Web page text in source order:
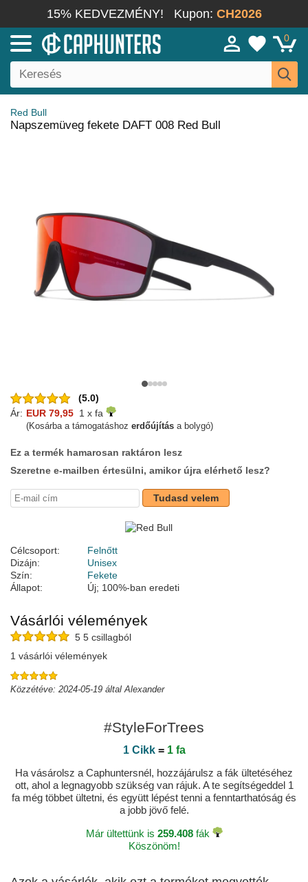
15% KEDVEZMÉNY! Kupon: CH2026
0
Red Bull
Napszemüveg fekete DAFT 008 Red Bull
(5.0)
Ár: EUR 79,95 1 x fa
(Kosárba a támogatáshoz erdőújítás a bolygó)
Ez a termék hamarosan raktáron lesz
Szeretne e-mailben értesülni, amikor újra elérhető lesz?
Tudasd velem
Célcsoport:
Felnőtt
Dizájn:
Unisex
Szín:
Fekete
Állapot:
Új; 100%-ban eredeti
Vásárlói vélemények
5 5 csillagból
1 vásárlói vélemények
Közzétéve: 2024-05-19 által Alexander
#StyleForTrees
1 Cikk= 1 fa
Ha vásárolsz a Caphuntersnél, hozzájárulsz a fák ültetéséhez
ott, ahol a legnagyobb szükség van rájuk. A te segítségeddel 1
fa még többet ültetni, és együtt lépést tenni a fenntarthatóság és
a jobb jövő felé.
Már ültettünk is 259.408fák
Köszönöm!